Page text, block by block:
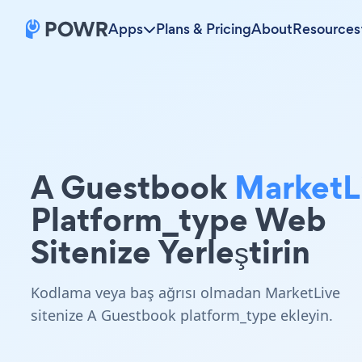
Apps Plans & PricingAboutResources
A Guestbook
Platform_type Web
Sitenize Yerleştirin
Kodlama veya baş ağrısı olmadan MarketLive
sitenize A Guestbook platform_type ekleyin.